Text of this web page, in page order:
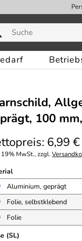
100
6,99 €
MwSt., zzgl.
Aluminium, geprägt
Folie, selbstklebend
Folie
(SL)